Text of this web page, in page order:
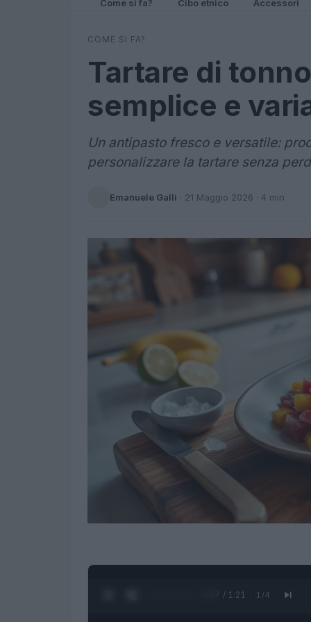
Come si fa? Cibo etnico Accessori
COME SI FA?
Tartare di
semplice e
Un antipasto fresco e versatile:
personalizzare la tartare senza
Emanuele Galli · 21 Maggio 2026 · 4 min
0:28 / 1:21 1 /4